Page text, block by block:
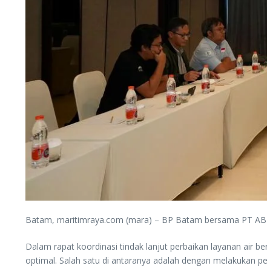
Batam, maritimraya.com (mara) – BP Batam bersama PT
Dalam rapat koordinasi tindak lanjut perbaikan layanan air
optimal. Salah satu di antaranya adalah dengan melakukan